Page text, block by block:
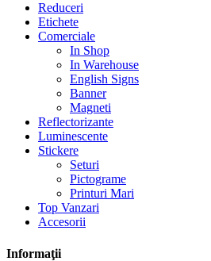
Reduceri
Etichete
Comerciale
In Shop
In Warehouse
English Signs
Banner
Magneti
Reflectorizante
Luminescente
Stickere
Seturi
Pictograme
Printuri Mari
Top Vanzari
Accesorii
Informaţii